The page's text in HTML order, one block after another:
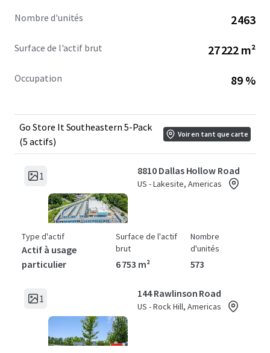
continued revenue management execution with supply-
Nombre d'unités 2 463
Surface de l'actif brut 27 222 m²
Occupation 89 %
Go Store It Southeastern 5-Pack
(5 actifs)
Voir en tant que carte
1 8810 Dallas Hollow Road
US - Lakesite, Americas
Type d'actif
Actif à usage
particulier
Surface de l'actif
brut
6 753 m²
Nombre
d'unités
573
1 144 Rawlinson Road
US - Rock Hill, Americas